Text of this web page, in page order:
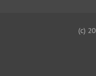
(c)